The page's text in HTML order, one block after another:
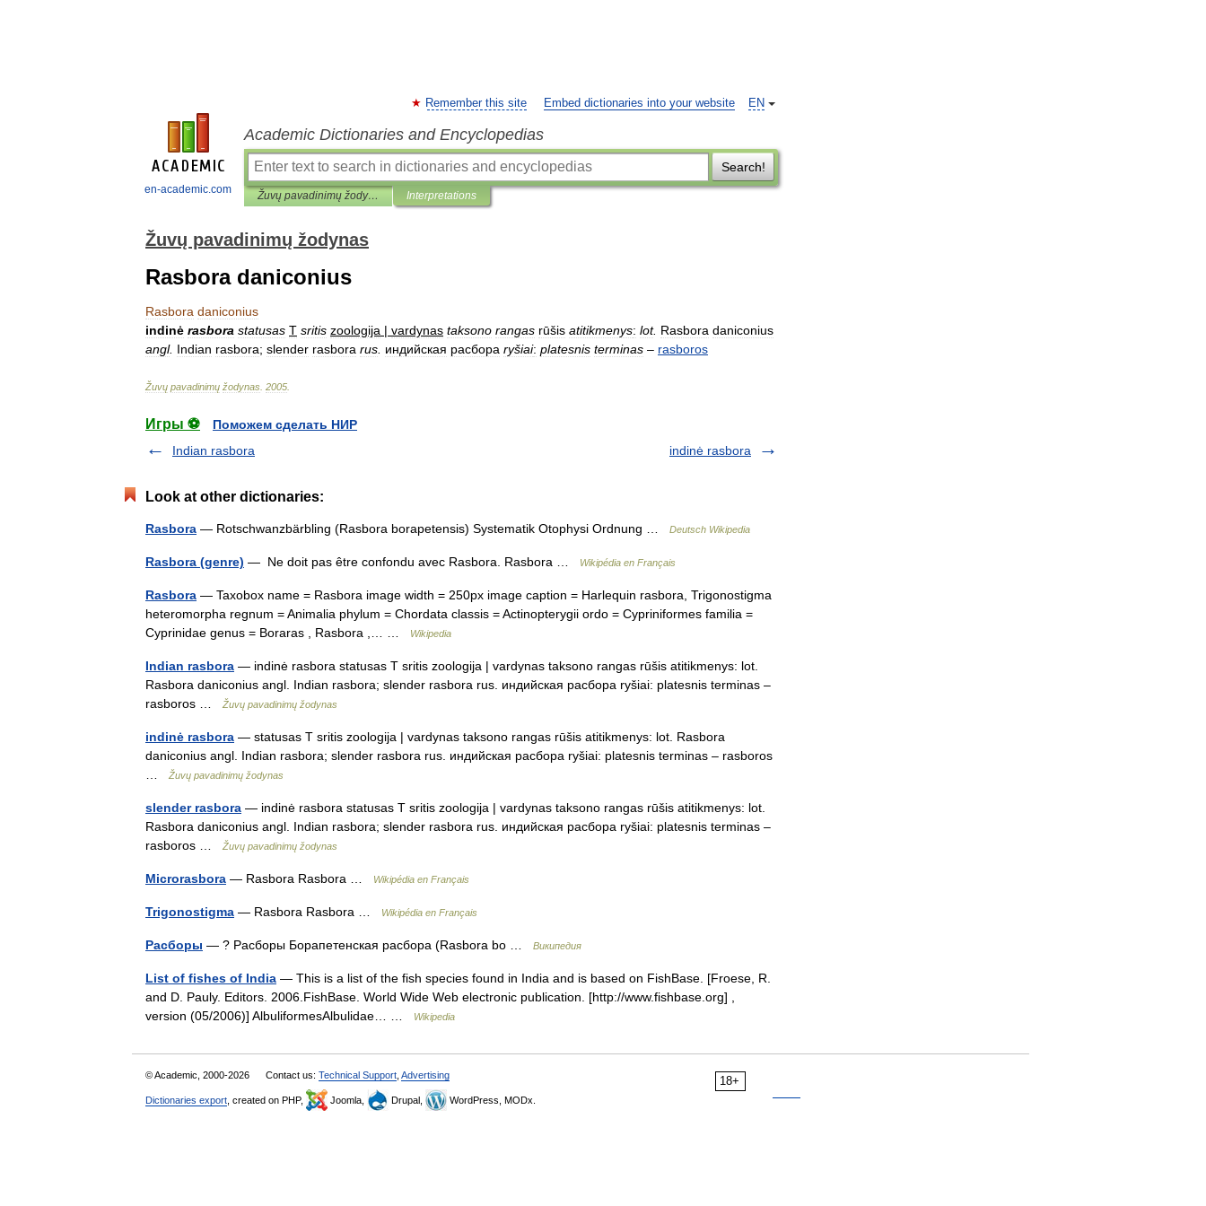
en-academic.com
EN
Remember this site Embed dictionaries into your website
Academic Dictionaries and Encyclopedias
Search!
Žuvų pavadinimų žodynas Interpretations
Žuvų pavadinimų žodynas
Rasbora daniconius
Rasbora daniconius
indinė rasbora statusas T sritis zoologija | vardynas taksono rangas rūšis atitikmenys: lot. Rasbora daniconius
angl. Indian rasbora; slender rasbora rus индийская расбора ryšiai: platesnis terminas – rasboros
Žuvų pavadinimų žodynas 2005
Игры ⚽
Поможем сделать НИР
Indian rasbora
indinė rasbora
Look at other dictionaries:
Rasbora — Rotschwanzbärbling (Rasbora borapetensis) Systematik Otophysi Ordnung … Deutsch Wikipedia
Rasbora (genre) — Ne doit pas être confondu avec Rasbora. Rasbora … Wikipédia en Français
Rasbora — Taxobox name = Rasbora image width = 250px image caption = Harlequin rasbora, Trigonostigma
heteromorpha regnum = Animalia phylum = Chordata classis = Actinopterygii ordo = Cypriniformes familia =
Cyprinidae genus = Boraras , Rasbora ,… …
Wikipedia
Indian rasbora — indinė rasbora statusas T sritis zoologija | vardynas taksono rangas rūšis atitikmenys: lot.
Rasbora daniconius angl. Indian rasbora; slender rasbora rus. индийская расбора ryšiai: platesnis terminas –
rasboros …
Žuvų pavadinimų žodynas
indinė rasbora — statusas T sritis zoologija | vardynas taksono rangas rūšis atitikmenys: lot. Rasbora
daniconius angl. Indian rasbora; slender rasbora rus. индийская расбора ryšiai: platesnis terminas – rasboros
Žuvų pavadinimų žodynas
slender rasbora — indinė rasbora statusas T sritis zoologija | vardynas taksono rangas rūšis atitikmenys: lot.
Rasbora daniconius angl. Indian rasbora; slender rasbora rus. индийская расбора ryšiai: platesnis terminas –
rasboros …
Žuvų pavadinimų žodynas
Microrasbora — Rasbora Rasbora … Wikipédia en Français
Trigonostigma — Rasbora Rasbora … Wikipédia en Français
Расборы — ? Расборы Борапетенская расбора (Rasbora bo … Википедия
List of fishes of India — This is a list of the fish species found in India and is based on FishBase. [Froese, R.
and D. Pauly. Editors. 2006.FishBase. World Wide Web electronic publication. [http://www.fishbase.org] ,
version (05/2006)] AlbuliformesAlbulidae… …
Wikipedia
18+
© Academic, 2000-2026 Contact us: Technical Support Advertising
Dictionaries export , created on PHP, Joomla, Drupal, WordPress, MODx.